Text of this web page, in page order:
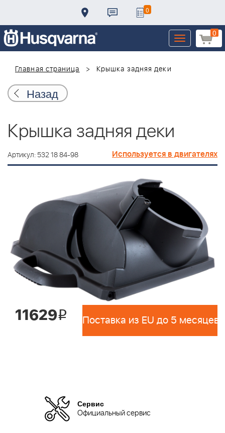
0
0
Toggle
navigation
Главная страница
Крышка задняя деки
Назад
Крышка задняя деки
Артикул: 532 18 84-98 Используется в двигателях
11629i Поставка из EU до 5 месяцев
Сервис
Официальный сервис